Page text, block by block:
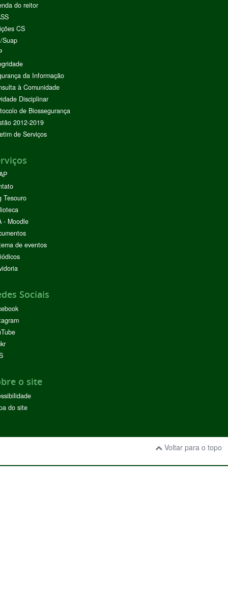
do reitor
CS
Suap
da Informação
à Comunidade
Disciplinar
de Biossegurança
2012-2019
de Serviços
Tesouro
- Moodle
de eventos
Sociais
o site
do site
Voltar para o topo